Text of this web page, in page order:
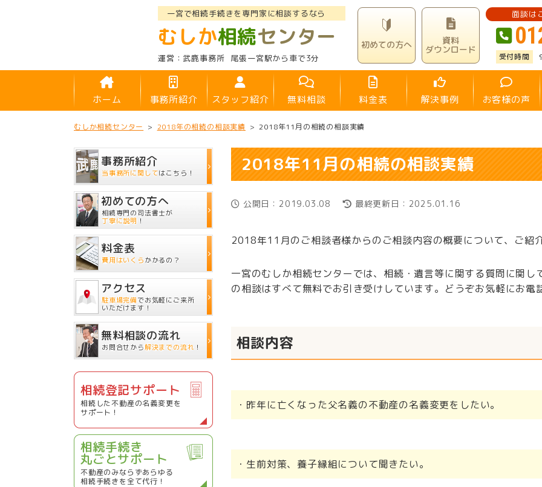
一宮で相続手続きを専門家に相談するなら
むしか相続センター
武鹿事務所 尾張一宮駅から車で3分
初めての方へ 資料
ダウンロード
面談は
ホーム 事務所紹介 スタッフ紹介 無料相談 料金表 解決事例 お客様の声
むしか相続センター > 2018年の相続の相談実績 >2018年11月の相続の相談実績
2018年11月の相続の相談実績
公開日：2019.03.08 最終更新日：2025.01.16
2018年11月のご相談者様からのご相談内容の概要について、ご紹
一宮のむしか相続センターでは、相続・遺言等に関する質問に関
の相談はすべて無料でお引き受けしています。どうぞお気軽にお電
相談内容
・昨年に亡くなった父名義の不動産の名義変更をしたい。
・生前対策、養子縁組について聞きたい。
事務所紹介
当事務所に関してはこちら！
初めての方へ
相続専門の司法書士が
丁寧に説明 ！
料金表
費用はいくらかかるの？
アクセス
駐車場完備でお気軽にご来所
いただけます！
無料相談の流れ
お問合せから解決までの流れ ！
相続登記サポート
相続した不動産の名義変更を
サポート！
相続手続き
丸ごとサポート
不動産のみならずあらゆる
相続手続きを全て代行！